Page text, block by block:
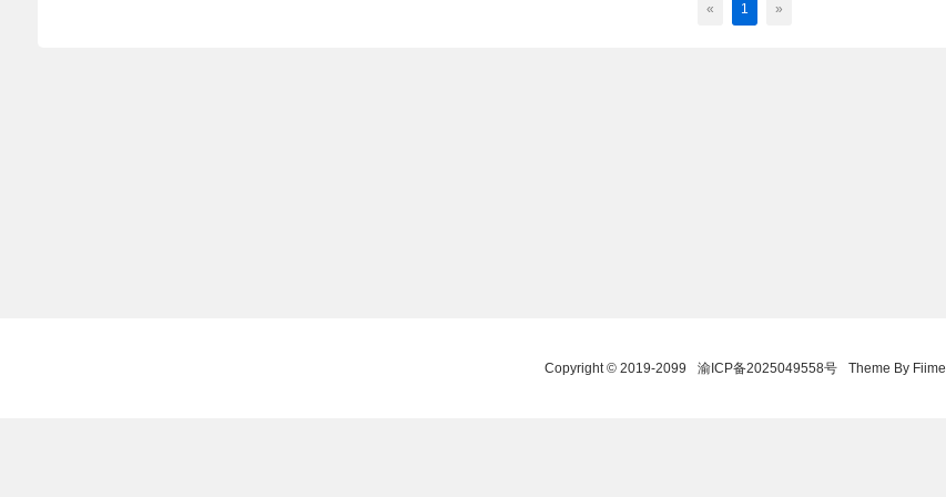
« 1 »
Copyright © 2019-2099 渝ICP备2025049558号 Theme By Fiime